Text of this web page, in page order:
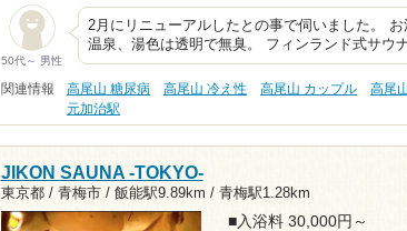
50代～ 男性
2月にリニューアルしたとの事で伺いました。
温泉、湯色は透明で無臭。 フィンランド式サウ
関連情報 高尾山 糖尿病 高尾山 冷え性 高尾山 カップル 高尾
元加治駅
JIKON SAUNA -TOKYO-
東京都 / 青梅市 / 飯能駅9.89km / 青梅駅1.28km
■入浴料 30,000円～